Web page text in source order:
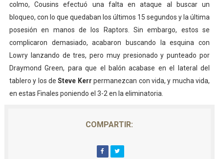
colmo, Cousins efectuó una falta en ataque al buscar un
bloqueo, con lo que quedaban los últimos 15 segundos y la última
posesión en manos de los Raptors. Sin embargo, estos se
complicaron demasiado, acabaron buscando la esquina con
Lowry lanzando de tres, pero muy presionado y punteado por
Draymond Green, para que el balón acabase en el lateral del
tablero y los deSteve Kerr permanezcan con vida, y mucha vida,
en estas Finales poniendo el 3-2 en la eliminatoria.
COMPARTIR: